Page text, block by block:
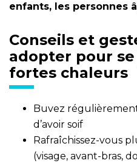
enfants, les personnes
Conseils et
adopter pour
fortes chaleurs
Buvez
d’avoir soif
Rafraîchissez-vous
(visage, avant-bras,